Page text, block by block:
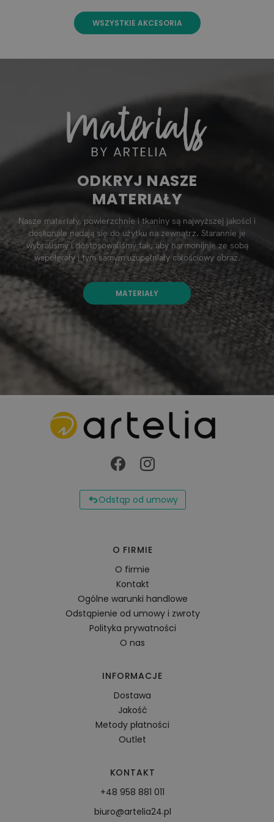
WSZYSTKIE AKCESORIA
ODKRYJ NASZE
MATERIAŁY
Nasze materiały, powierzchnie i tkaniny są najwyższej jakości i
doskonale nadają się do użytku na zewnątrz. Starannie je
wybraliśmy i dostosowaliśmy tak, aby harmonijnie ze sobą
współgrały i tym samym uzupełniały całościowy obraz.
MATERIAŁY
Odstąp od umowy
O FIRMIE
O firmie
Kontakt
Ogólne warunki handlowe
Odstąpienie od umowy i zwroty
Polityka prywatności
O nas
INFORMACJE
Dostawa
Jakość
Metody płatności
Outlet
KONTAKT
+48 958 881 011
biuro@artelia24.pl